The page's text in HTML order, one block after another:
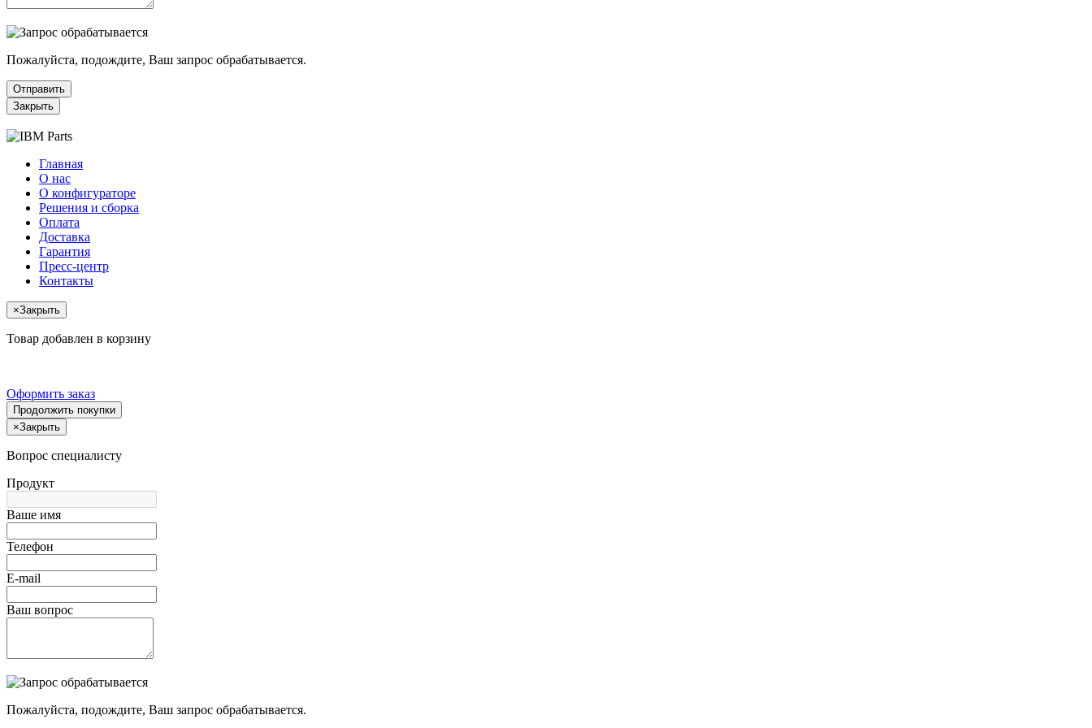
Пожалуйста, подождите, Ваш запрос обрабатывается.
Отправить
Закрыть
Главная
О нас
О конфигураторе
Решения и сборка
Оплата
Доставка
Гарантия
Пресс-центр
Контакты
×Закрыть
Товар добавлен в корзину
Оформить заказ
Продолжить покупки
×Закрыть
Вопрос специалисту
Продукт
Ваше имя
Телефон
E-mail
Ваш вопрос
Пожалуйста, подождите, Ваш запрос обрабатывается.